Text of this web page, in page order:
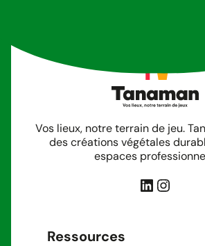
Vos lieux, notre terrain de jeu.
des créations végétales
espaces
LinkedIn
Ressources